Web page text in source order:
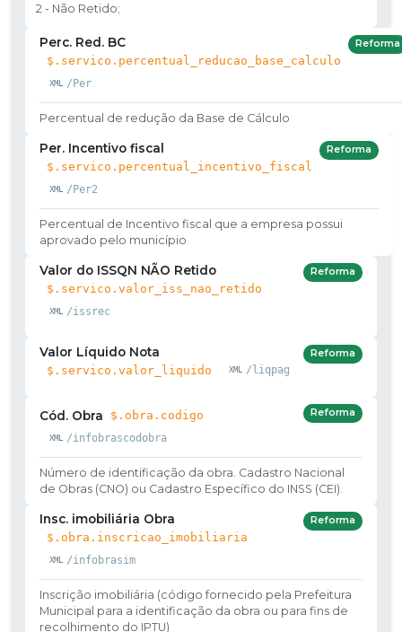
2 - Não Retido;
Perc. Red. BC
$.servico.percentual_reducao_base_calculo
/Per
Reforma
Percentual de redução da Base de Cálculo
Per. Incentivo fiscal
$.servico.percentual_incentivo_fiscal
/Per2
Reforma
Percentual de Incentivo fiscal que a empresa possui
aprovado pelo município
Valor do ISSQN NÃO Retido
$.servico.valor_iss_nao_retido
/issrec
Reforma
Valor Líquido Nota
$.servico.valor_liquido /liqpag
Reforma
Cód. Obra $.obra.codigo
/infobrascodobra
Reforma
Número de identificação da obra. Cadastro Nacional
de Obras (CNO) ou Cadastro Específico do INSS (CEI).
Insc. imobiliária Obra
$.obra.inscricao_imobiliaria
/infobrasim
Reforma
Inscrição imobiliária (código fornecido pela Prefeitura
Municipal para a identificação da obra ou para fins de
recolhimento do IPTU)